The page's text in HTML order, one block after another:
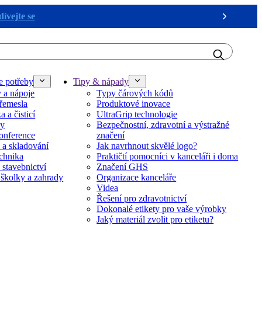
se
Next
potřeby
a nápoje
a čisticí
skladování
a zahrady
Tipy & nápady
Typy čárových kódů
Produktové inovace
UltraGrip technologie
Bezpečnostní, zdravotní a výstražné
značení
Jak navrhnout skvělé logo?
Praktičtí pomocníci v kanceláři i doma
Značení GHS
Organizace kanceláře
Videa
Řešení pro zdravotnictví
Dokonalé etikety pro vaše výrobky
Jaký materiál zvolit pro etiketu?